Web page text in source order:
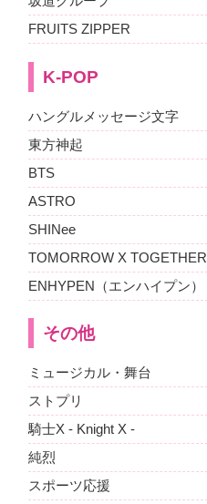
FRUITS ZIPPER
K-POP
ハングルメッセージ文字
東方神起
BTS
ASTRO
SHINee
TOMORROW X TOGETHER
ENHYPEN（エンハイプン）
その他
ミュージカル・舞台
ストプリ
騎士X - Knight X -
純烈
スポーツ応援